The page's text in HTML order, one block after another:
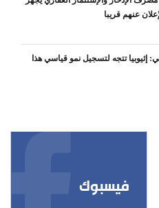
إثيوبيا تتجه لتسجيل نمو قياسي هذا
فيسبوك